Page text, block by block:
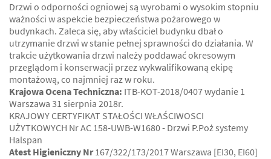
Drzwi o odporności ogniowej są wyrobami o wysokim stopniu
ważności w aspekcie bezpieczeństwa pożarowego w
budynkach. Zaleca się, aby właściciel budynku dbał o
utrzymanie drzwi w stanie pełnej sprawności do działania. W
trakcie użytkowania drzwi należy poddawać okresowym
przeglądom i konserwacji przez wykwalifikowaną ekipę
montażową, co najmniej raz w roku.
Krajowa Ocena Techniczna: ITB-KOT-2018/0407 wydanie 1
Warszawa 31 sierpnia 2018r.
KRAJOWY CERTYFIKAT STAŁOŚCI WŁAŚCIWOSCI
UŻYTKOWYCH Nr AC 158-UWB-W1680 - Drzwi P.Poż systemy
Halspan
Atest Higieniczny Nr167/322/173/2017 Warszawa [EI30, EI60]